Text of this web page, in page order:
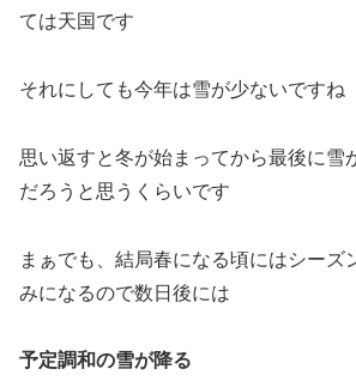
ては天国です
それにしても今年は雪が少ないですね
思い返すと冬が始まってから最後に雪
だろうと思うくらいです
まぁでも、結局春になる頃にはシーズ
みになるので数日後には
予定調和の雪が降る